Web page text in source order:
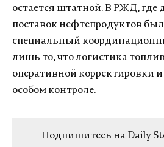
остается штатной. В РЖД, где
поставок нефтепродуктов был
специальный
лишь то, что логистика
оперативной корректировки
особом контроле.
Подпишитесь на Daily